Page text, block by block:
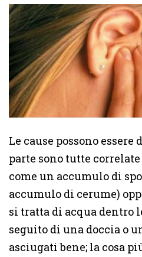
Le cause possono
parte sono tutte
come un accumulo di
accumulo di cerume)
si tratta di acqua dentro
seguito di una doccia o
asciugati bene; la cosa